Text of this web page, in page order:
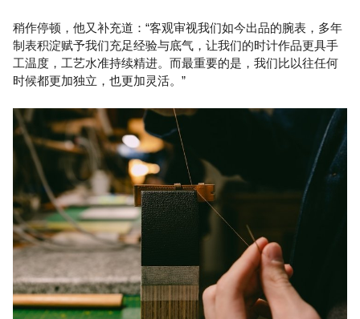
稍作停顿，他又补充道：“客观审视我们如今出品的腕表，多年
制表积淀赋予我们充足经验与底气，让我们的时计作品更具手
工温度，工艺水准持续精进。而最重要的是，我们比以往任何
时候都更加独立，也更加灵活。”